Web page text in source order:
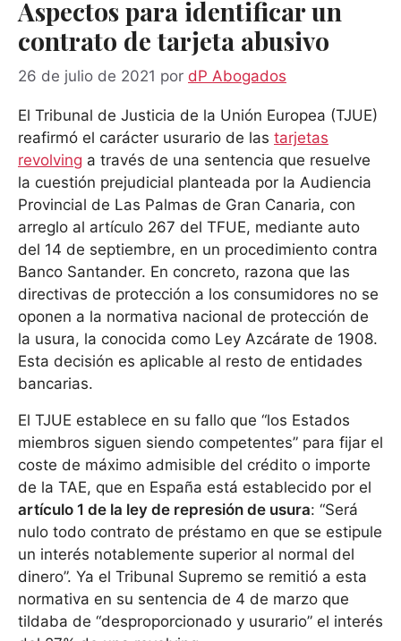
Aspectos para identificar un
contrato de tarjeta abusivo
26 de julio de 2021 por dP Abogados
El Tribunal de Justicia de la Unión Europea (TJUE)
reafirmó el carácter usurario de las tarjetas
revolving a través de una sentencia que resuelve
la cuestión prejudicial planteada por la Audiencia
Provincial de Las Palmas de Gran Canaria, con
arreglo al artículo 267 del TFUE, mediante auto
del 14 de septiembre, en un procedimiento contra
Banco Santander. En concreto, razona que las
directivas de protección a los consumidores no se
oponen a la normativa nacional de protección de
la usura, la conocida como Ley Azcárate de 1908.
Esta decisión es aplicable al resto de entidades
bancarias.
El TJUE establece en su fallo que “los Estados
miembros siguen siendo competentes” para fijar el
coste de máximo admisible del crédito o importe
de la TAE, que en España está establecido por el
artículo 1 de la ley de represión de usura: “Será
nulo todo contrato de préstamo en que se estipule
un interés notablemente superior al normal del
dinero”. Ya el Tribunal Supremo se remitió a esta
normativa en su sentencia de 4 de marzo que
tildaba de “desproporcionado y usurario” el interés